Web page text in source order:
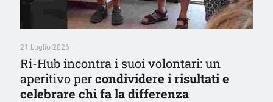
21 Luglio 2026
Ri-Hub incontra i suoi volontari: un
aperitivo percondividere i risultati e
celebrare chi fa la differenza